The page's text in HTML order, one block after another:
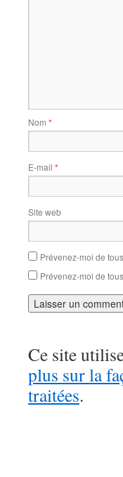
Nom *
E-mail *
Site web
Prévenez-moi de
Prévenez-moi de
Ce site
plus sur la
traitées.